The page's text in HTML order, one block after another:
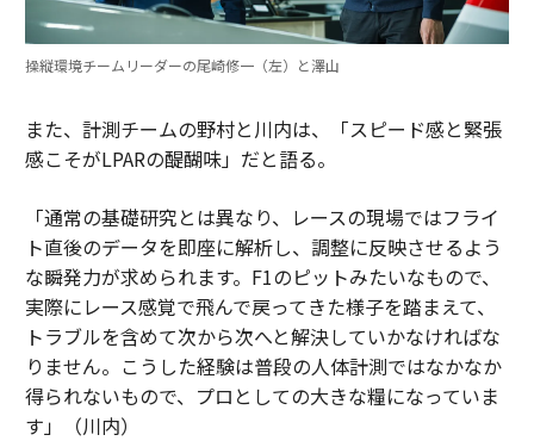
操縦環境チームリーダーの尾崎修一（左）と澤山
また、計測チームの野村と川内は、「スピード感と緊張
感こそがLPARの醍醐味」だと語る。
「通常の基礎研究とは異なり、レースの現場ではフライ
ト直後のデータを即座に解析し、調整に反映させるよう
な瞬発力が求められます。F1のピットみたいなもので、
実際にレース感覚で飛んで戻ってきた様子を踏まえて、
トラブルを含めて次から次へと解決していかなければな
りません。こうした経験は普段の人体計測ではなかなか
得られないもので、プロとしての大きな糧になっていま
す」（川内）